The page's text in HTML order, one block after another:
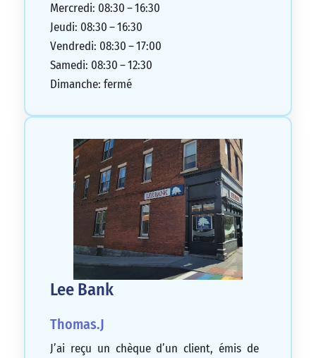
Mercredi: 08:30 – 16:30
Jeudi: 08:30 – 16:30
Vendredi: 08:30 – 17:00
Samedi: 08:30 – 12:30
Dimanche: fermé
Lee Bank
Thomas.J
J’ai reçu un chèque d’un client, émis de